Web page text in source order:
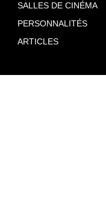
SALLES DE CINÉMA
PERSONNALITÉS
ARTICLES